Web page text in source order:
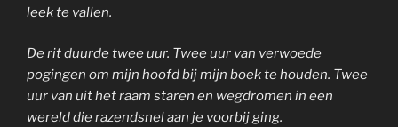
leek te vallen.
De rit duurde twee uur. Twee uur van verwoede
pogingen om mijn hoofd bij mijn boek te houden. Twee
uur van uit het raam staren en wegdromen in een
wereld die razendsnel aan je voorbij ging.